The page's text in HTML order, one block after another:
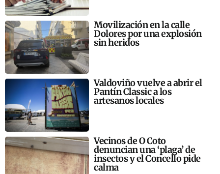
Movilización en la calle
Dolores por una explosión
sin heridos
Valdoviño vuelve a abrir el
Pantín Classic a los
artesanos locales
Vecinos de O Coto
denuncian una ‘plaga’ de
insectos y el Concello pide
calma